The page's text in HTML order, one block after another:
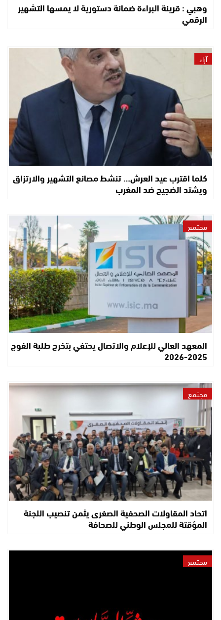
وهبي : قرينة البراءة ضمانة دستورية لا يمسها التشهير
الرقمي
آراء
كلما اقترب عيد العرش… تنشط مصانع التشهير والارتزاق
ويشتد الضجيج ضد المغرب
مجتمع
المعهد العالي للإعلام والاتصال يحتفي بتخرج طلبة الفوج
2025-2026
مجتمع
اتحاد المقاولات الصحفية الصغرى يثمن تنصيب اللجنة
المؤقتة للمجلس الوطني للصحافة
مجتمع